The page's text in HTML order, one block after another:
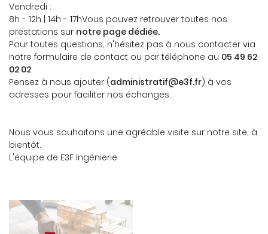
 Rafraîchir le captcha
En cochant cette case, vous consentez à recevoir nos propositions
Vendredi :
8h - 12h | 14h - 17hVous pouvez retrouver toutes nos
prestations sur notre page dédiée.
Pour toutes questions, n'hésitez pas à nous contacter via
notre formulaire de contact ou par téléphone au 05 49 62
02 02.
Pensez à nous ajouter (administratif@e3f.fr) à vos
adresses pour faciliter nos échanges.
Nous vous souhaitons une agréable visite sur notre site, à
bientôt.
L'équipe de E3F Ingénierie